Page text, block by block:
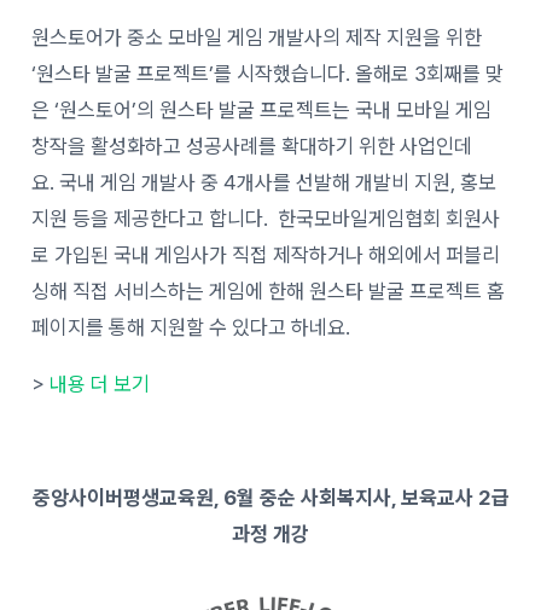
원스토어가 중소 모바일 게임 개발사의 제작 지원을 위한
‘원스타 발굴 프로젝트’를 시작했습니다. 올해로 3회째를 맞
은 ‘원스토어’의 원스타 발굴 프로젝트는 국내 모바일 게임
창작을 활성화하고 성공사례를 확대하기 위한 사업인데
요. 국내 게임 개발사 중 4개사를 선발해 개발비 지원, 홍보
지원 등을 제공한다고 합니다. ​ 한국모바일게임협회 회원사
로 가입된 국내 게임사가 직접 제작하거나 해외에서 퍼블리
싱해 직접 서비스하는 게임에 한해 원스타 발굴 프로젝트 홈
페이지를 통해 지원할 수 있다고 하네요.
> 내용 더 보기
중앙사이버평생교육원, 6월 중순 사회복지사, 보육교사 2급
과정 개강